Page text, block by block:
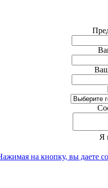
Я
на кнопку, вы даете